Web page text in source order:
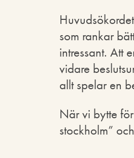
som rankar
intressant. Att
vidare
allt spelar en
När vi bytte
stockholm”